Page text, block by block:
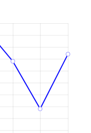
尼ケ坂
森下(愛知)